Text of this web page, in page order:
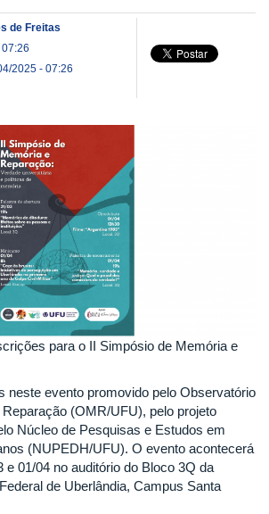
de Freitas
2025 - 07:26
para o II Simpósio de Memória e
neste evento promovido pelo Observatório
(OMR/UFU), pelo projeto
Núcleo de Pesquisas e Estudos em
(NUPEDH/UFU). O evento acontecerá
e 01/04 no auditório do Bloco 3Q da
de Uberlândia, Campus Santa